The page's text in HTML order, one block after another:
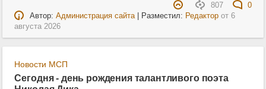
807
0
Автор: Администрация сайта| Разместил: Редакторот 6
августа 2026
Новости МСП
Сегодня - день рождения талантливого поэта